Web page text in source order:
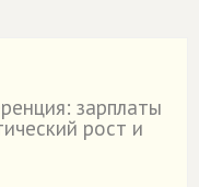
зарплаты
рост и